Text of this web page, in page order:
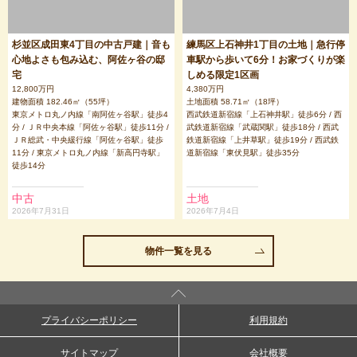
杉並区成田東4丁目の中古戸建｜音も
心地よさも包み込む、阿佐ヶ谷の邸
宅
12,800万円
建物面積 182.46㎡（55坪）
東京メトロ丸ノ内線「南阿佐ヶ谷駅」徒歩4
分 / ＪＲ中央本線「阿佐ヶ谷駅」徒歩11分 /
ＪＲ総武・中央緩行線「阿佐ヶ谷駅」徒歩
11分 / 東京メトロ丸ノ内線「新高円寺駅」
徒歩14分
中古
2026年7月31日
練馬区上石神井1丁目の土地｜急行停
車駅から歩いて6分！お家づくりが楽
しめる限定1区画
4,380万円
土地面積 58.71㎡（18坪）
西武鉄道新宿線「上石神井駅」徒歩6分 / 西
武鉄道新宿線「武蔵関駅」徒歩18分 / 西武
鉄道新宿線「上井草駅」徒歩19分 / 西武鉄
道新宿線「東伏見駅」徒歩35分
土地
2026年7月4日
物件一覧を見る
プライバシーポリシー 利用規約
サイトマップ 会社概要